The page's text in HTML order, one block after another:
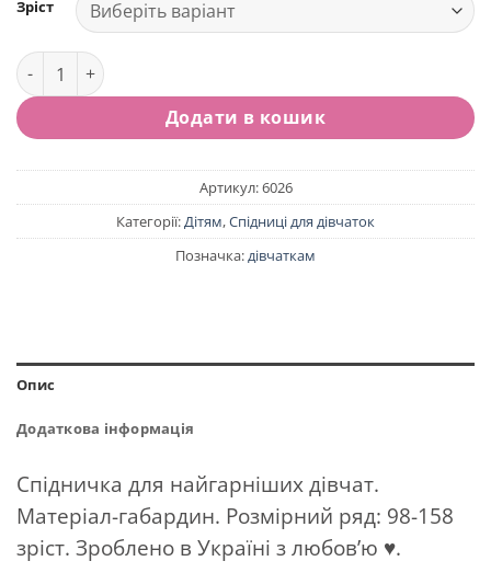
Зріст
Спідниця-вишиванка для дівчаток Стожари синя
Додати в кошик
Артикул:6026
Категорії:Дітям,Спідниці для дівчаток
Позначка:дівчаткам
Опис
Додаткова інформація
Спідничка для найгарніших дівчат.
Матеріал-габардин. Розмірний ряд: 98-158
зріст. Зроблено в Україні з любов’ю ♥.